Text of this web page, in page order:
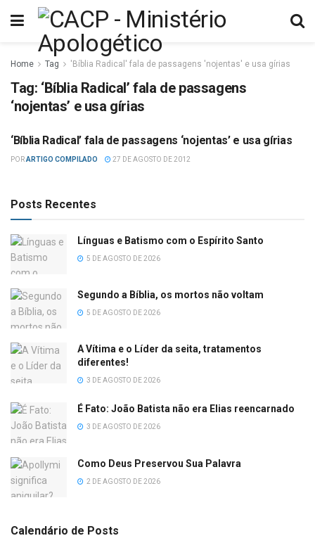
Home Tag 'Bíblia Radical' fala de passagens 'nojentas' e usa gírias
Tag: ‘Bíblia Radical’ fala de passagens
‘nojentas’ e usa gírias
HOTNEWS
‘Bíblia Radical’ fala de passagens ‘nojentas’ e usa gírias
PORARTIGO COMPILADO 27 DE AGOSTO DE 2012
Posts Recentes
Línguas e Batismo com o Espírito Santo
5 DE AGOSTO DE 2026
Segundo a Bíblia, os mortos não voltam
5 DE AGOSTO DE 2026
A Vítima e o Líder da seita, tratamentos
diferentes!
3 DE AGOSTO DE 2026
É Fato: João Batista não era Elias reencarnado
3 DE AGOSTO DE 2026
Como Deus Preservou Sua Palavra
2 DE AGOSTO DE 2026
Calendário de Posts